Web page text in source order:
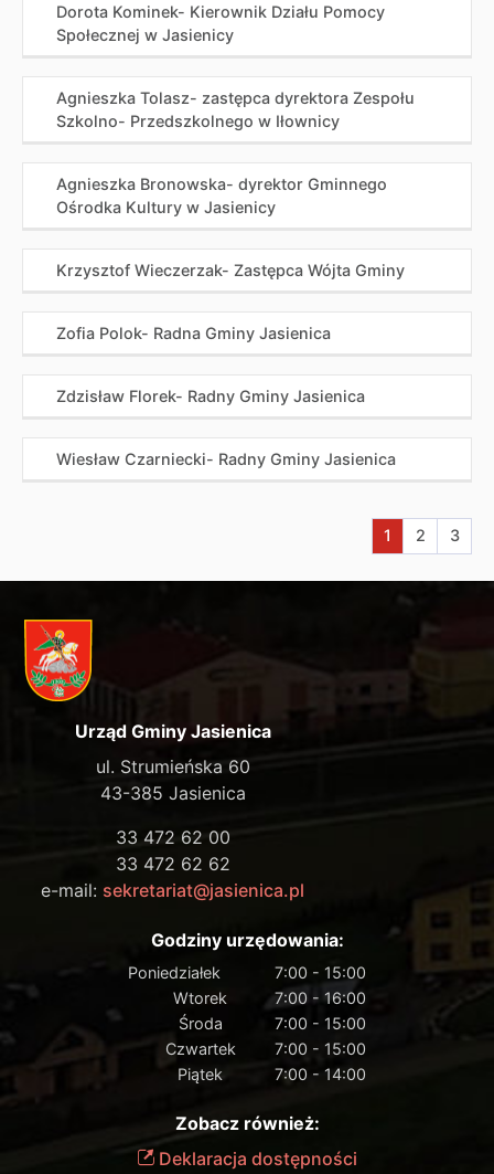
Dorota Kominek- Kierownik Działu Pomocy
Społecznej w Jasienicy
Agnieszka Tolasz- zastępca dyrektora Zespołu
Szkolno- Przedszkolnego w Iłownicy
Agnieszka Bronowska- dyrektor Gminnego
Ośrodka Kultury w Jasienicy
Krzysztof Wieczerzak- Zastępca Wójta Gminy
Zofia Polok- Radna Gminy Jasienica
Zdzisław Florek- Radny Gminy Jasienica
Wiesław Czarniecki- Radny Gminy Jasienica
Aktualna
1 Przejdź
2 3
Urząd Gminy Jasienica
ul. Strumieńska 60
43-385 Jasienica
33 472 62 00
33 472 62 62
e-mail: sekretariat@jasienica.pl
Godziny urzędowania:
Poniedziałek
7:00 - 15:00
Wtorek
7:00 - 16:00
Środa
7:00 - 15:00
Czwartek
7:00 - 15:00
Piątek
7:00 - 14:00
Zobacz również:
Deklaracja dostępności